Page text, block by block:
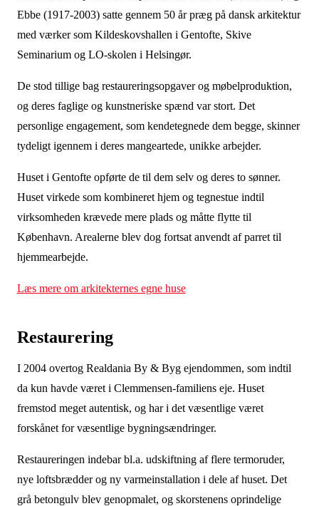
Ebbe (1917-2003) satte gennem 50 år præg på dansk arkitektur
med værker som Kildeskovshallen i Gentofte, Skive
Seminarium og LO-skolen i Helsingør.
De stod tillige bag restaureringsopgaver og møbelproduktion,
og deres faglige og kunstneriske spænd var stort. Det
personlige engagement, som kendetegnede dem begge, skinner
tydeligt igennem i deres mangeartede, unikke arbejder.
Huset i Gentofte opførte de til dem selv og deres to sønner.
Huset virkede som kombineret hjem og tegnestue indtil
virksomheden krævede mere plads og måtte flytte til
København. Arealerne blev dog fortsat anvendt af parret til
hjemmearbejde.
Læs mere om arkitekternes egne huse
Restaurering
I 2004 overtog Realdania By & Byg ejendommen, som indtil
da kun havde været i Clemmensen-familiens eje. Huset
fremstod meget autentisk, og har i det væsentlige været
forskånet for væsentlige bygningsændringer.
Restaureringen indebar bl.a. udskiftning af flere termoruder,
nye loftsbrædder og ny varmeinstallation i dele af huset. Det
grå betongulv blev genopmalet, og skorstenens oprindelige